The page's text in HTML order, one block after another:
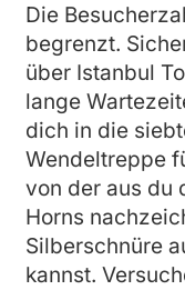
Die
begrenzt.
über Istanbul
lange
dich in die
Wendeltreppe
von der aus du
Horns
Silberschnüre
kannst.